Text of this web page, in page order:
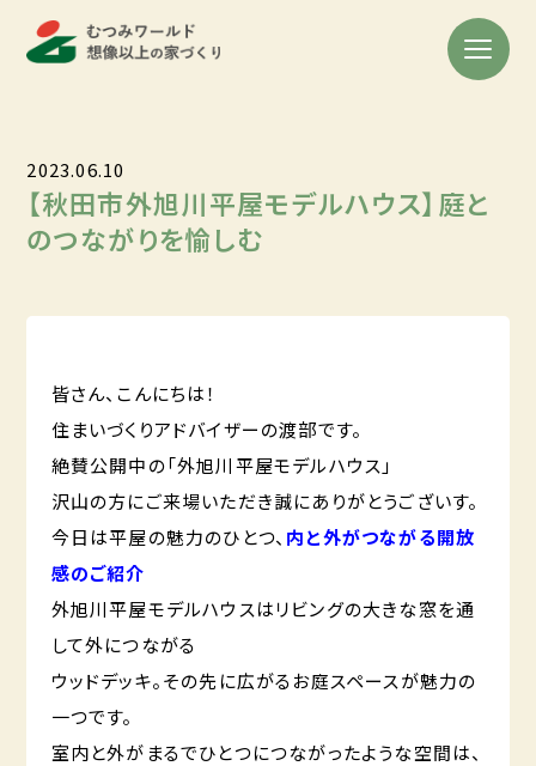
2023.06.10
【秋田市外旭川平屋モデルハウス】庭と
のつながりを愉しむ
皆さん、こんにちは！
住まいづくりアドバイザーの渡部です。
絶賛公開中の「外旭川平屋モデルハウス」
沢山の方にご来場いただき誠にありがとうございす。
今日は平屋の魅力のひとつ、 内と外がつながる開放
感のご紹介
外旭川平屋モデルハウスはリビングの大きな窓を通
して外につながる
ウッドデッキ。その先に広がるお庭スペースが魅力の
一つです。
室内と外がまるでひとつにつながったような空間は、